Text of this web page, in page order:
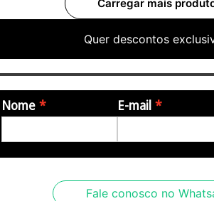
Quer descontos
Nome E-mail
Fale conosco no